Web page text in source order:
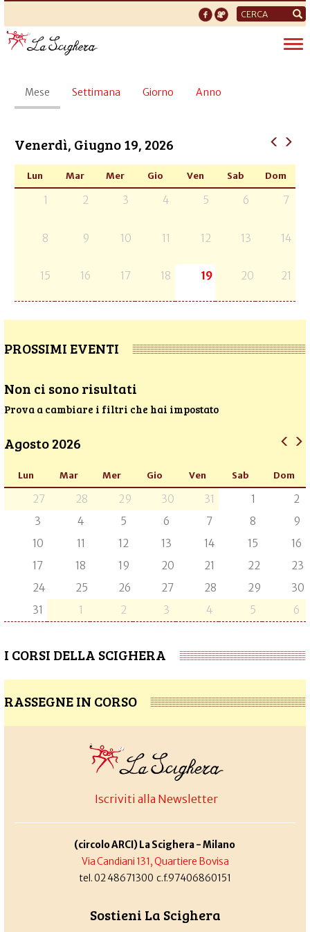
Form
di
ricerca
Schede
primarie
Mese (scheda
attiva)
Settimana Giorno Anno
Venerdì, Giugno 19, 2026
Lun Mar Mer Gio Ven Sab Dom
1 2 3 4 5 6 7
8 9 10 11 12 13 14
15 16 17 18 19 20 21
PROSSIMI EVENTI
Non ci sono risultati
Prova a cambiare i filtri che hai impostato
Agosto 2026
Lun Mar Mer Gio Ven Sab Dom
27 28 29 30 31 1
2
3
4 5 6 7 8
9
10
11 12 13 14 15
16
17
18 19 20 21 22
23
24
25 26 27 28 29
30
31
1 2 3 4 5 6
I CORSI DELLA SCIGHERA
RASSEGNE IN CORSO
Iscriviti alla Newsletter
(circolo ARCI) La Scighera - Milano
Via Candiani 131, Quartiere Bovisa
tel. 02 48671300 c.f.97406860151
Sostieni La Scighera